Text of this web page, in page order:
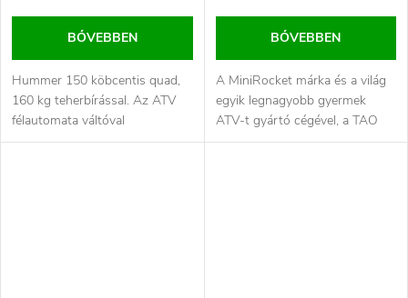
BŐVEBBEN
Hummer 150 köbcentis quad,
160 kg teherbírással. Az ATV
félautomata váltóval
rendelkezik, pl. hogy csak
BŐVEBBEN
A MiniRocket márka és a világ
egyik legnagyobb gyermek
ATV-t gyártó cégével, a TAO
MOTOR-ral való